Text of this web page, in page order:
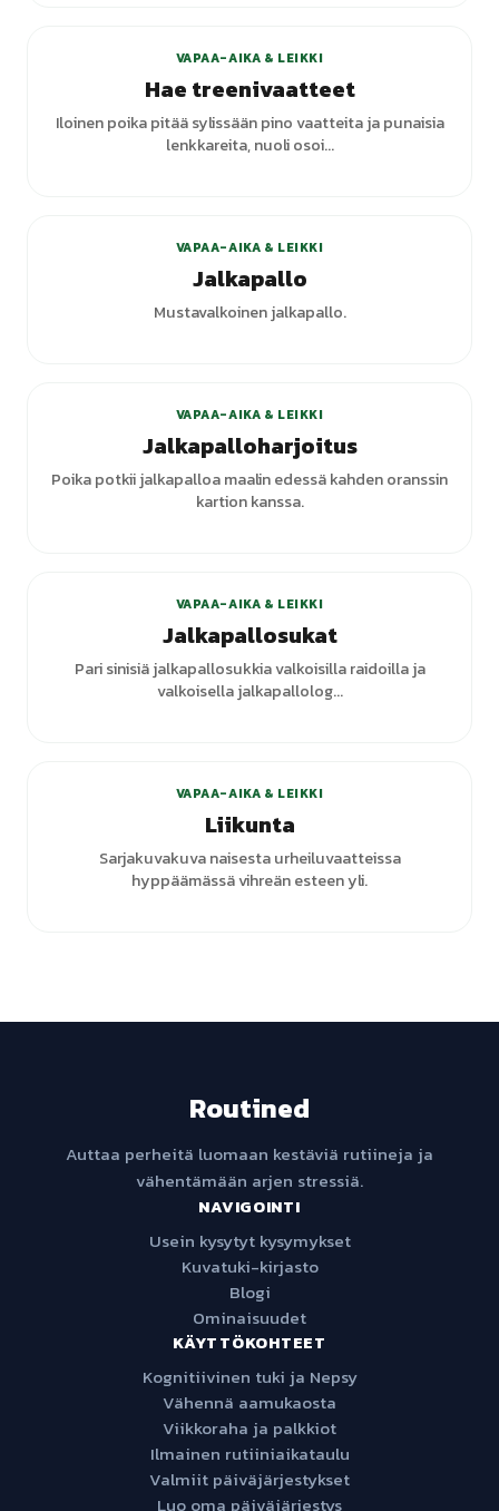
VAPAA-AIKA & LEIKKI
Hae treenivaatteet
Iloinen poika pitää sylissään pino vaatteita ja punaisia
lenkkareita, nuoli osoi...
VAPAA-AIKA & LEIKKI
Jalkapallo
Mustavalkoinen jalkapallo.
VAPAA-AIKA & LEIKKI
Jalkapalloharjoitus
Poika potkii jalkapalloa maalin edessä kahden oranssin
kartion kanssa.
VAPAA-AIKA & LEIKKI
Jalkapallosukat
Pari sinisiä jalkapallosukkia valkoisilla raidoilla ja
valkoisella jalkapallolog...
VAPAA-AIKA & LEIKKI
Liikunta
Sarjakuvakuva naisesta urheiluvaatteissa
hyppäämässä vihreän esteen yli.
Routined
Auttaa perheitä luomaan kestäviä rutiineja ja
vähentämään arjen stressiä.
NAVIGOINTI
Usein kysytyt kysymykset
Kuvatuki-kirjasto
Blogi
Ominaisuudet
KÄYTTÖKOHTEET
Kognitiivinen tuki ja Nepsy
Vähennä aamukaosta
Viikkoraha ja palkkiot
Ilmainen rutiiniaikataulu
Valmiit päiväjärjestykset
Luo oma päiväjärjestys